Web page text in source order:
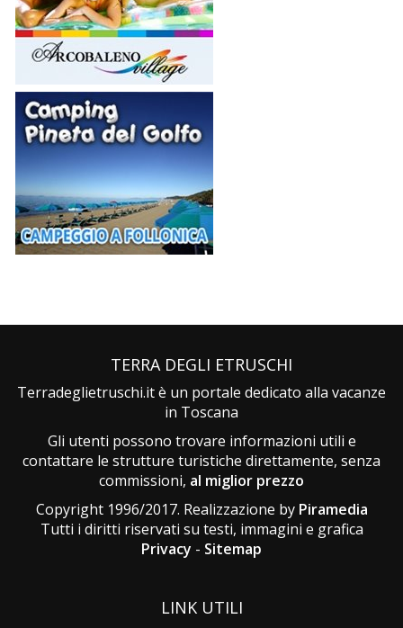
TERRA DEGLI ETRUSCHI
Terradeglietruschi.it è un portale dedicato alla vacanze
in Toscana
Gli utenti possono trovare informazioni utili e
contattare le strutture turistiche direttamente, senza
commissioni, al miglior prezzo
Copyright 1996/2017. Realizzazione by Piramedia
Tutti i diritti riservati su testi, immagini e grafica
Privacy - Sitemap
LINK UTILI